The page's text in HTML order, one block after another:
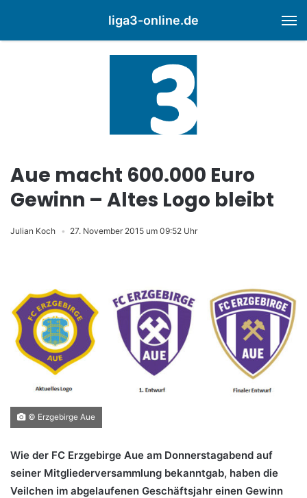
liga3-online.de
Aue macht 600.000 Euro
Gewinn – Altes Logo bleibt
Julian Koch 27. November 2015 um 09:52 Uhr
© Erzgebirge Aue
Wie der FC Erzgebirge Aue am Donnerstagabend auf
seiner Mitgliederversammlung bekanntgab, haben die
Veilchen im abgelaufenen Geschäftsjahr einen Gewinn